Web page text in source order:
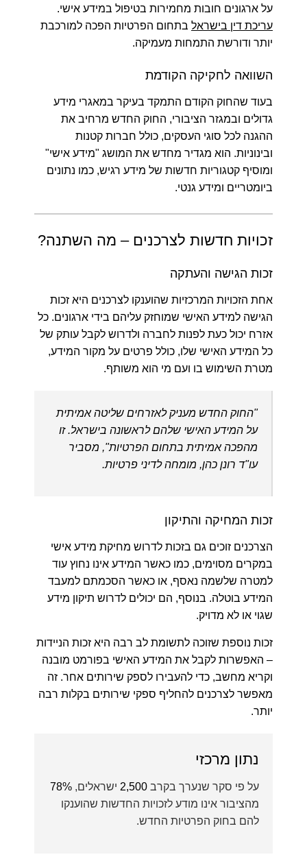
על ארגונים חובות מחמירות בטיפול במידע אישי.
עריכת דין בישראל בתחום הפרטיות הפכה למורכבת
יותר ודורשת התמחות מעמיקה.
השוואה לחקיקה הקודמת
בעוד שהחוק הקודם התמקד בעיקר במאגרי מידע
גדולים ובמגזר הציבורי, החוק החדש מרחיב את
ההגנה לכל סוגי העסקים, כולל חברות קטנות
ובינוניות. הוא מגדיר מחדש את המושג "מידע אישי"
ומוסיף קטגוריות חדשות של מידע רגיש, כמו נתונים
ביומטריים ומידע גנטי.
זכויות חדשות לצרכנים – מה השתנה?
זכות הגישה והעתקה
אחת הזכויות המרכזיות שהוענקו לצרכנים היא זכות
הגישה למידע האישי שמוחזק עליהם בידי ארגונים. כל
אזרח יכול כעת לפנות לחברה ולדרוש לקבל עותק של
כל המידע האישי שלו, כולל פרטים על מקור המידע,
מטרת השימוש בו ועם מי הוא משותף.
"החוק החדש מעניק לאזרחים שליטה אמיתית
על המידע האישי שלהם לראשונה בישראל. זו
מהפכה אמיתית בתחום הפרטיות", מסביר
עו"ד רונן כהן, מומחה לדיני פרטיות.
זכות המחיקה והתיקון
הצרכנים זוכים גם בזכות לדרוש מחיקת מידע אישי
במקרים מסוימים, כמו כאשר המידע אינו נחוץ עוד
למטרה שלשמה נאסף, או כאשר הסכמתם למעבד
המידע בוטלה. בנוסף, הם יכולים לדרוש תיקון מידע
שגוי או לא מדויק.
זכות נוספת שזוכה לתשומת לב רבה היא זכות הניידות
– האפשרות לקבל את המידע האישי בפורמט מובנה
וקריא מחשב, כדי להעבירו לספק שירותים אחר. זה
מאפשר לצרכנים להחליף ספקי שירותים בקלות רבה
יותר.
נתון מרכזי
על פי סקר שנערך בקרב 2,500 ישראלים, 78%
מהציבור אינו מודע לזכויות החדשות שהוענקו
להם בחוק הפרטיות החדש.